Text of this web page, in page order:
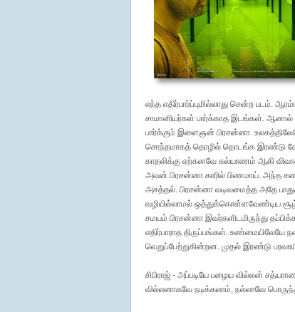
எந்த எதிர்பார்ப்புமில்லாது சென்ற படம்.
சாமானியர்கள் பார்க்காத இடங்கள். ஆனால்
பார்க்கும் இளைஞன் பிரசன்னா.
சொந்தமாகத் தொழில் தொடங்க இரண்டு
காதலிக்கு ஏற்கனவே கல்யாணம் ஆகி
அவன் பிரசன்னா காரில் பிணமாய். அந்த
அசத்தல். பிரசன்னா வடிவமைத்த அதே
வழியில்லாமல் ஒத்துக்கொள்ளவேண்டிய
சமயம் பிரசன்னா இவர்களிடமிருந்து
எதிர்பாராத திருப்பங்கள்.
வெறுப்பேற்றுகின்றன. முதல் இரண்டு
சிபிராஜ் - அப்படியே பழைய வில்லன்
வில்லனாகவே நடிக்கலாம், நல்லாவே